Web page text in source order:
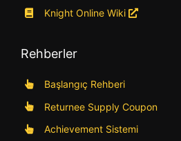
Knight Online Wiki
Rehberler
Başlangıç Rehberi
Returnee Supply Coupon
Achievement Sistemi